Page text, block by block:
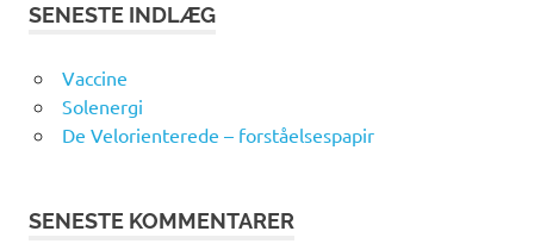
SENESTE INDLÆG
Vaccine
Solenergi
De Velorienterede – forståelsespapir
SENESTE KOMMENTARER